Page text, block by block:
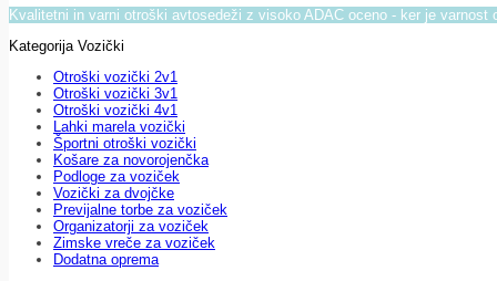
Kvalitetni in varni otroški avtosedeži z visoko ADAC oceno - ker je varnost
Kategorija Vozički
Otroški vozički 2v1
Otroški vozički 3v1
Otroški vozički 4v1
Lahki marela vozički
Športni otroški vozički
Košare za novorojenčka
Podloge za voziček
Vozički za dvojčke
Previjalne torbe za voziček
Organizatorji za voziček
Zimske vreče za voziček
Dodatna oprema